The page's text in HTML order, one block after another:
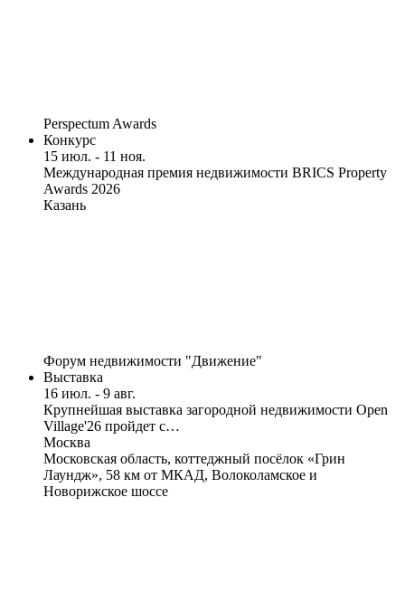
Perspectum Awards
Конкурс
15 июл. - 11 ноя.
Международная премия недвижимости BRICS Property
Awards 2026
Казань
Форум недвижимости "Движение"
Выставка
16 июл. - 9 авг.
Крупнейшая выставка загородной недвижимости Open
Village'26 пройдет с…
Москва
Московская область, коттеджный посёлок «Грин
Лаундж», 58 км от МКАД, Волоколамское и
Новорижское шоссе